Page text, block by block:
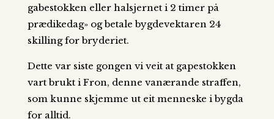
gabestokken eller halsjernet i 2 timer på
prædikedag» og betale bygdevektaren 24
skilling for bryderiet.
Dette var siste gongen vi veit at gapestokken
vart brukt i Fron, denne vanærande straffen,
som kunne skjemme ut eit menneske i bygda
for alltid.